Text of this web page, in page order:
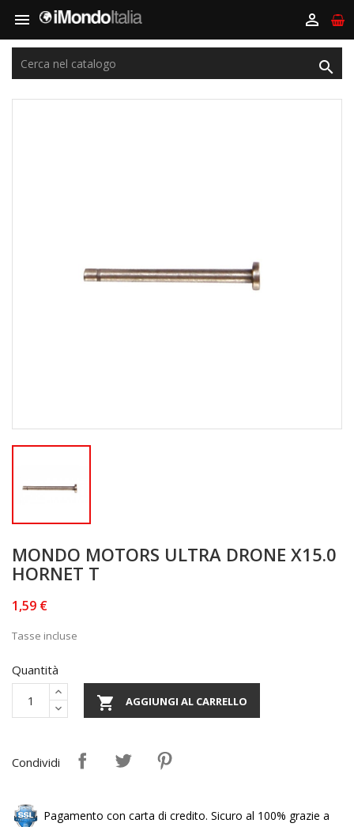
 

MONDO MOTORS ULTRA DRONE X15.0
HORNET T
1,59 €
Tasse incluse
Quantità
 AGGIUNGI AL CARRELLO
Condividi
Pagamento con carta di credito. Sicuro al 100% grazie a